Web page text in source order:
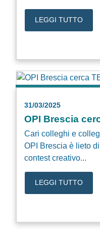
LEGGI TUTTO
31/03/2025
OPI Brescia
Cari colleghi e
OPI Brescia è lieto
contest creativo...
LEGGI TUTTO